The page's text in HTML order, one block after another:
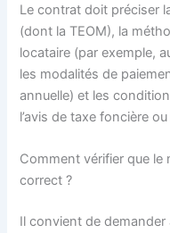
Le contrat doit préciser
(dont la TEOM), la
locataire (par exemple,
les modalités de
annuelle) et les
l’avis de taxe foncière
Comment vérifier que le
correct ?
Il convient de demander